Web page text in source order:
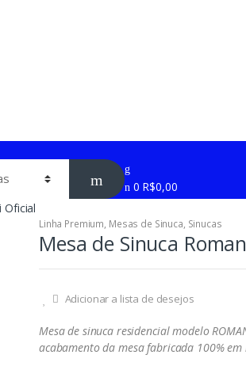
0 R$0,00
Oficial
Linha Premium, Mesas de Sinuca, Sinucas
Mesa de Sinuca
Adicionar a lista de desejos
Mesa de sinuca residencial modelo
acabamento da mesa fabricada 100%